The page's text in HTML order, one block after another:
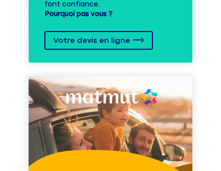
font confiance.
Pourquoi pas vous ?
Votre devis en ligne